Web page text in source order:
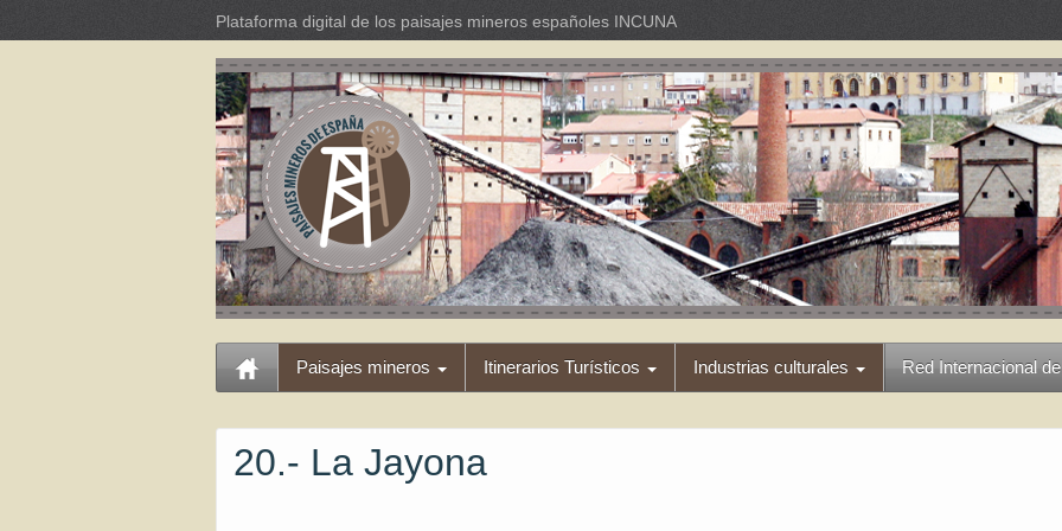
Plataforma digital de los paisajes mineros españoles INCUNA
Paisajes mineros Itinerarios Turísticos Industrias culturales Red Internacional
20.- La Jayona